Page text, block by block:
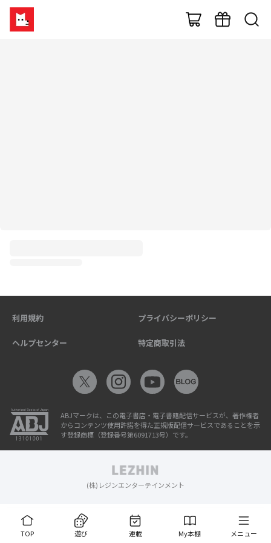
TOP 遊び 連載 My本棚 メニュー
利用規約 プライバシーポリシー
ヘルプセンター 特定商取引法
ABJマークは、この電子書店・電子書籍配信サービスが、著作権者
からコンテンツ使用許諾を得た正規版配信サービスであることを示
す登録商標（登録番号第6091713号）です。
(株)レジンエンターテインメント